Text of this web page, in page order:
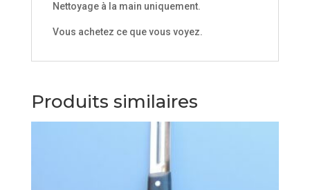
Nettoyage à la main uniquement.
Vous achetez ce que vous voyez.
Produits similaires